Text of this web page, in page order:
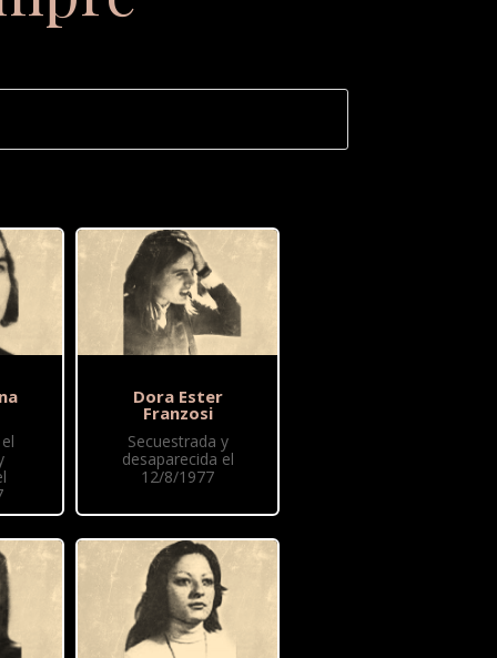
Dora Ester
Franzosi
Secuestrada y
desaparecida el
12/8/1977